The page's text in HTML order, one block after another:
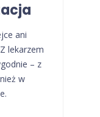
ani
lekarzem
– z
w